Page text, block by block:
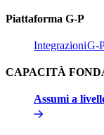
Piattaforma G-P​​
Integrazioni​​G-
CAPACITÀ
Assumi a